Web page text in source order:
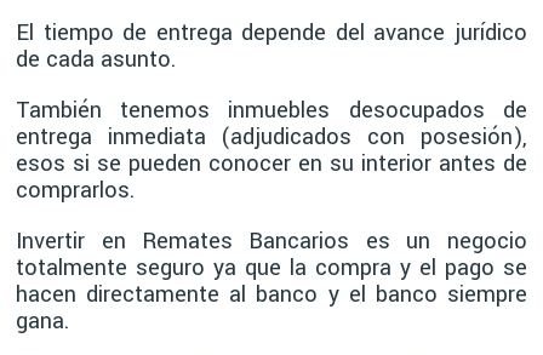
El tiempo de entrega depende del avance jurídico
de cada asunto.
También tenemos inmuebles desocupados de
entrega inmediata (adjudicados con posesión),
esos si se pueden conocer en su interior antes de
comprarlos.
Invertir en Remates Bancarios es un negocio
totalmente seguro ya que la compra y el pago se
hacen directamente al banco y el banco siempre
gana.